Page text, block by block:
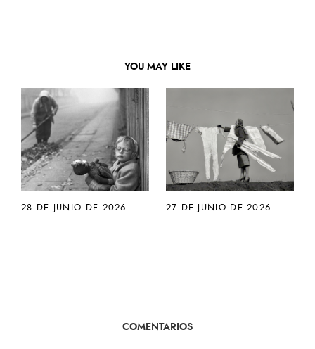
YOU MAY LIKE
28 DE JUNIO DE 2026 27 DE JUNIO DE 2026
COMENTARIOS